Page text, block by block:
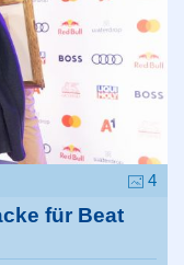
4
für Beat